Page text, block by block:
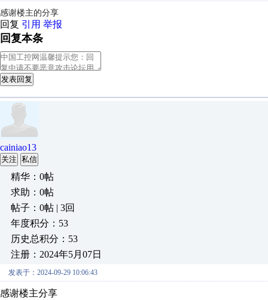
感谢楼主的分享
回复 引用 举报
回复本条
发表回复
cainiao13
关注 私信
精华：0帖
求助：0帖
帖子：0帖 | 3回
年度积分：53
历史总积分：53
注册：2024年5月07日
发表于：2024-09-29 10:06:43
感谢楼主分享